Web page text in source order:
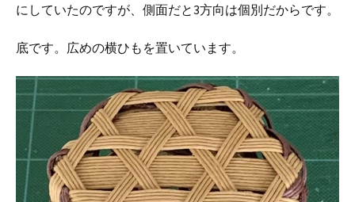
にしていたのですが、側面だと3方向は個別だからです。
底です。広めの横ひもを置いています。